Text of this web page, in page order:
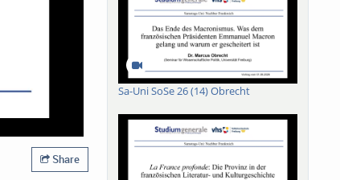
Share
Sa-Uni SoSe 26 (14) Obrecht